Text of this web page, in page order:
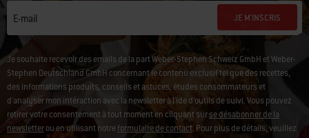
E-mail JE M'INSCRIS
Je souhaite recevoir des emails de la part Weber-Stephen Schweiz GmbH et Weber-
Stephen Deutschland GmbH concernant le contenu exclusif tel que des recettes,
des informations produits, conseils et astuces, études consommateurs et
d'analyser mon intéraction avec la newsletter à l'ide d'outils de suivi. Vous pouvez
retirer votre consentement à tout moment en cliquant surse désabonner de la
newsletterou en utilisant notreformulaire de contact. Pour plus de détails, veuillez